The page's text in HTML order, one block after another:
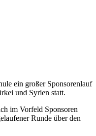
ein großer Sponsorenlauf
und Syrien statt.
im Vorfeld Sponsoren
Runde über den